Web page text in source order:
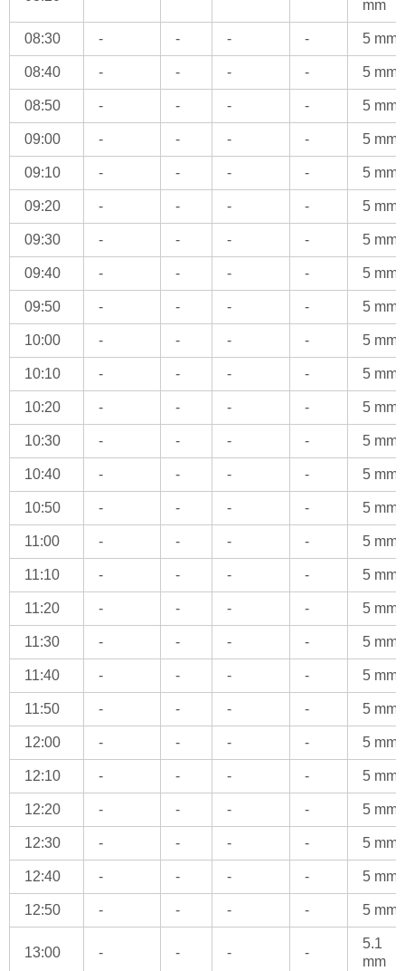
mm
08:30 - - - - 5 mm
08:40 - - - - 5 mm
08:50 - - - - 5 mm
09:00 - - - - 5 mm
09:10 - - - - 5 mm
09:20 - - - - 5 mm
09:30 - - - - 5 mm
09:40 - - - - 5 mm
09:50 - - - - 5 mm
10:00 - - - - 5 mm
10:10 - - - - 5 mm
10:20 - - - - 5 mm
10:30 - - - - 5 mm
10:40 - - - - 5 mm
10:50 - - - - 5 mm
11:00 - - - - 5 mm
11:10 - - - - 5 mm
11:20 - - - - 5 mm
11:30 - - - - 5 mm
11:40 - - - - 5 mm
11:50 - - - - 5 mm
12:00 - - - - 5 mm
12:10 - - - - 5 mm
12:20 - - - - 5 mm
12:30 - - - - 5 mm
12:40 - - - - 5 mm
12:50 - - - - 5 mm
13:00 - - - -
5.1
mm